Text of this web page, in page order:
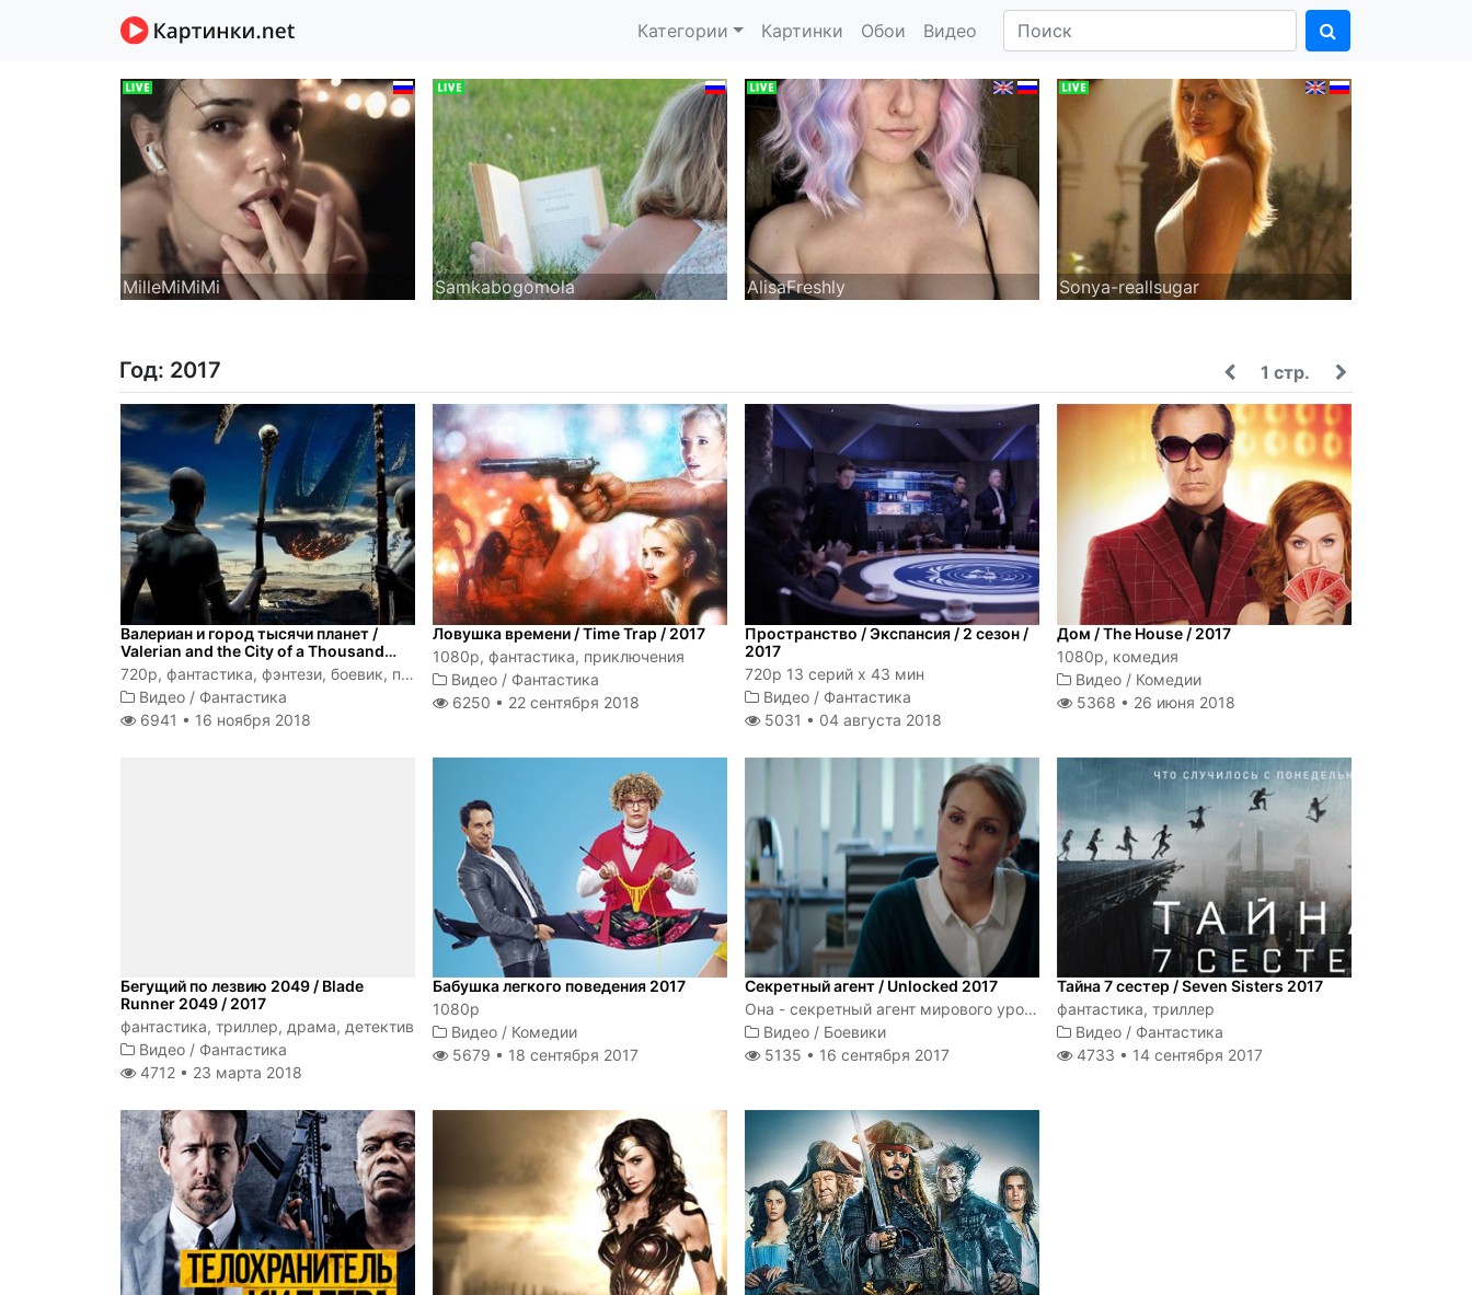
Категории Картинки Обои Видео
MilleMiMiMi Samkabogomola AlisaFreshly Sonya-reallsugar
Год: 2017 1 стр.
Валериан и город тысячи планет /
Valerian and the City of a Thousand
Planets / 2017
720p, фантастика, фэнтези, боевик, приключения
Видео / Фантастика
6941 • 16 ноября 2018
Ловушка времени / Time Trap / 2017
1080p, фантастика, приключения
Видео / Фантастика
6250 • 22 сентября 2018
Пространство / Экспансия / 2 сезон /
2017
720p 13 серий х 43 мин
Видео / Фантастика
5031 • 04 августа 2018
Дом / The House / 2017
1080p, комедия
Видео / Комедии
5368 • 26 июня 2018
Бегущий по лезвию 2049 / Blade
Runner 2049 / 2017
фантастика, триллер, драма, детектив
Видео / Фантастика
4712 • 23 марта 2018
Бабушка легкого поведения 2017
1080p
Видео / Комедии
5679 • 18 сентября 2017
Секретный агент / Unlocked 2017
Она - секретный агент мирового уровня. На этот раз ее задача - предотвратить биологическую атаку на Лондон
Видео / Боевики
5135 • 16 сентября 2017
Тайна 7 сестер / Seven Sisters 2017
фантастика, триллер
Видео / Фантастика
4733 • 14 сентября 2017